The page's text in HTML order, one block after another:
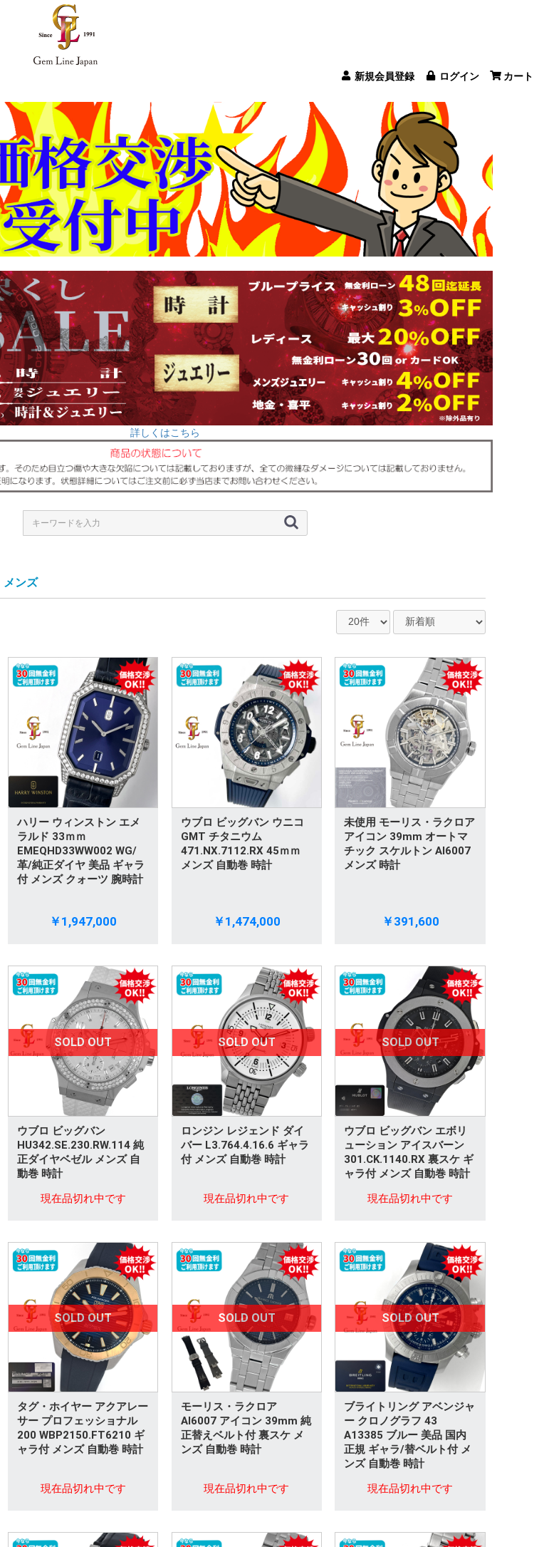
新規会員登録 ログイン カート
詳しくはこちら
メンズ
ハリー ウィンストン エメ
ラルド 33ｍｍ
EMEQHD33WW002 WG/
革/純正ダイヤ 美品 ギャラ
付 メンズ クォーツ 腕時計
￥1,947,000
ウブロ ビッグバン ウニコ
GMT チタニウム
471.NX.7112.RX 45ｍｍ
メンズ 自動巻 時計
￥1,474,000
未使用 モーリス・ラクロア
アイコン 39mm オートマ
チック スケルトン AI6007
メンズ 時計
￥391,600
SOLD OUT
ウブロ ビッグバン
HU342.SE.230.RW.114 純
正ダイヤベゼル メンズ 自
動巻 時計
現在品切れ中です
SOLD OUT
ロンジン レジェンド ダイ
バー L3.764.4.16.6 ギャラ
付 メンズ 自動巻 時計
現在品切れ中です
SOLD OUT
ウブロ ビッグバン エボリ
ューション アイスバーン
301.CK.1140.RX 裏スケ ギ
ャラ付 メンズ 自動巻 時計
現在品切れ中です
SOLD OUT
タグ・ホイヤー アクアレー
サー プロフェッショナル
200 WBP2150.FT6210 ギ
ャラ付 メンズ 自動巻 時計
現在品切れ中です
SOLD OUT
モーリス・ラクロア
AI6007 アイコン 39mm 純
正替えベルト付 裏スケ メ
ンズ 自動巻 時計
現在品切れ中です
SOLD OUT
ブライトリング アベンジャ
ー クロノグラフ 43
A13385 ブルー 美品 国内
正規 ギャラ/替ベルト付 メ
ンズ 自動巻 時計
現在品切れ中です